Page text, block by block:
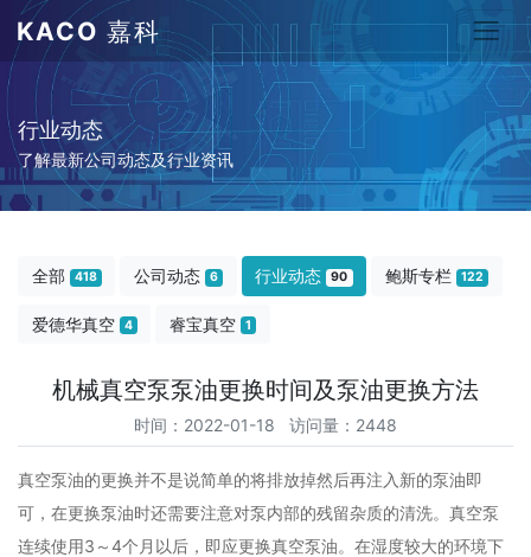
KACO 嘉科
行业动态
了解最新公司动态及行业资讯
全部 418 公司动态 6 行业动态 90 鲍斯专栏 122
爱德华真空 4 睿宝真空 1
机械真空泵泵油更换时间及泵油更换方法
时间：2022-01-18 访问量：2448
真空泵油的更换并不是说简单的将排放掉然后再注入新的泵油即
可，在更换泵油时还需要注意对泵内部的残留杂质的清洗。真空泵
连续使用3～4个月以后，即应更换真空泵油。在湿度较大的环境下